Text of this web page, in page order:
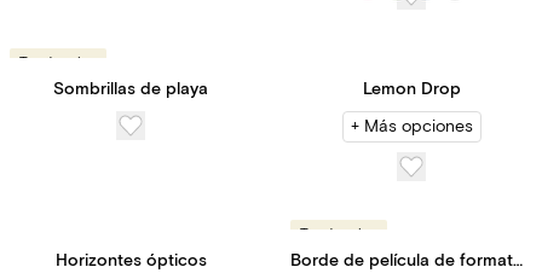
Tendencias
Sombrillas de playa Lemon Drop
+ Más opciones
Horizontes ópticos
Tendencias
Borde de película de formato medio